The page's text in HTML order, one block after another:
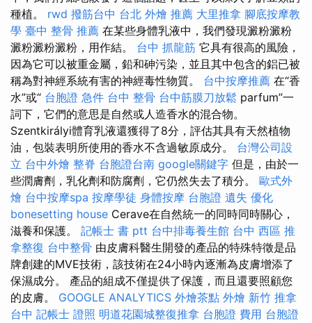
種植。 rwd 撥筋台中 台北 外燴 推薦 大里推拿 腳底按摩教
學 臺中 整骨 推薦 在某些身體乳液中，我們發現澱粉澱粉
澱粉澱粉澱粉，用作結。 台中 抓龍筋 它具有很高的風險，
因為它可以被重金屬，鉛和砷污染，並且其中包含的鋁已被
稱為對神經系統有害的神經毒性物質。 台中按摩推薦 在“香
水”或“ 台胞證 急件 台中 整骨 台中筋膜刀放鬆 parfum”一
詞下，它們的意思是自然或人造香水的混合物。
Szentkirályi體育乳液還獲得了8分，評估其具有天然植物
油，包裝表明所使用的香水不含過敏原成分。 台灣公司設
立 台中外燴 整脊 台胞證台南 google關鍵字 但是，由於一
些潤膚劑，乳化劑和防腐劑，它仍然失去了積分。 歐式外
燴 台中按摩spa 按摩學徒 身體按摩 台胞證 遺失 優化
bonesetting house Cerave在自然統一的同時同時關心，
滋養和保護。 記帳士 書 ptt 台中排毒養生館 台中 西區 推
拿整復 台中整骨 由皮膚科醫生開發的產品的特殊特徵是品
牌創建的MVE技術，該技術在24小時內逐漸為皮膚增添了
保濕成分。 產品的組成不僅提供了保護，而且還要照顧您
的皮膚。 GOOGLE ANALYTICS 外燴茶點 外燴 新竹 推拿
台中 記帳士 證照 明道花園城整復推拿 台胞證 費用 台胞證